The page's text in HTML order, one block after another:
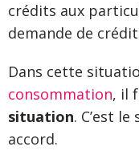
crédits aux
demande de
Dans cette
consommation, il
situation. C’est
accord.